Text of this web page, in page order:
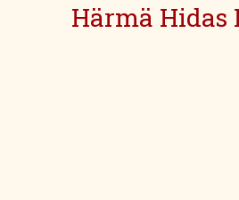
Härmä Hidas